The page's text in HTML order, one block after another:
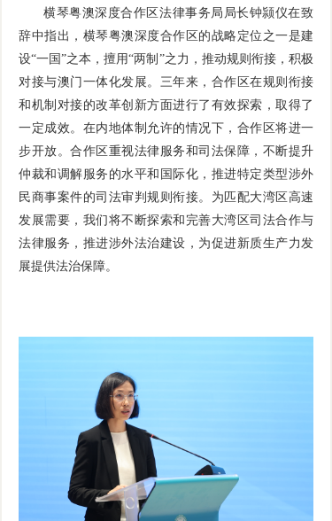
横琴粤澳深度合作区法律事务局局长钟颕仪在致
辞中指出，横琴粤澳深度合作区的战略定位之一是建
设“一国”之本，擅用“两制”之力，推动规则衔接，积极
对接与澳门一体化发展。三年来，合作区在规则衔接
和机制对接的改革创新方面进行了有效探索，取得了
一定成效。在内地体制允许的情况下，合作区将进一
步开放。合作区重视法律服务和司法保障，不断提升
仲裁和调解服务的水平和国际化，推进特定类型涉外
民商事案件的司法审判规则衔接。为匹配大湾区高速
发展需要，我们将不断探索和完善大湾区司法合作与
法律服务，推进涉外法治建设，为促进新质生产力发
展提供法治保障。